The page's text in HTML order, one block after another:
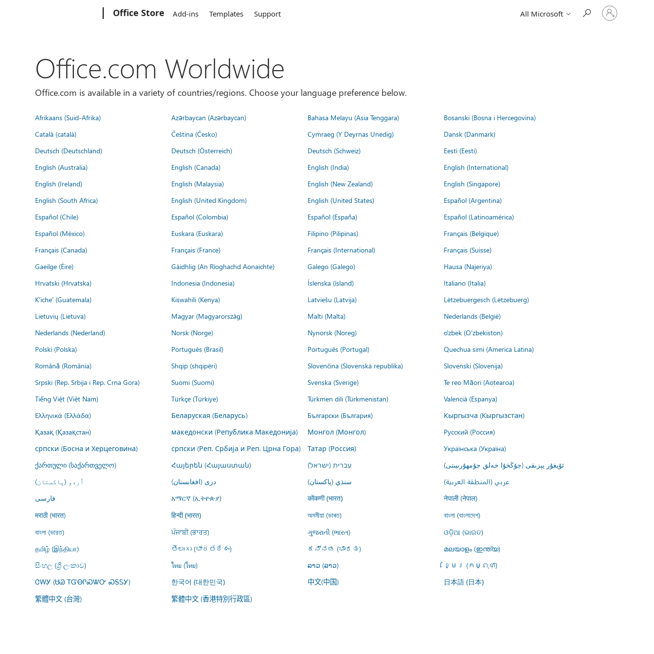
Office Store Add-ins Templates Support All Microsoft
Sign
in
Office.com Worldwide
Office.com is available in a variety of countries/regions. Choose your language preference below.
Afrikaans (Suid-Afrika) Azərbaycan (Azərbaycan) Bahasa Melayu (Asia Tenggara)
Bosanski (Bosna i Hercegovina)
Català (català)
Čeština (Česko) Cymraeg (Y Deyrnas Unedig)
Dansk (Danmark)
Deutsch (Deutschland)
Deutsch (Österreich) Deutsch (Schweiz)
Eesti (Eesti)
English (Australia)
English (Canada) English (India)
English (International)
English (Ireland)
English (Malaysia) English (New Zealand)
English (Singapore)
English (South Africa)
English (United Kingdom) English (United States)
Español (Argentina)
Español (Chile)
Español (Colombia) Español (España)
Español (Latinoamérica)
Español (México)
Euskara (Euskara) Filipino (Pilipinas)
Français (Belgique)
Français (Canada)
Français (France) Français (International)
Français (Suisse)
Gaeilge (Éire)
Gàidhlig (An Rìoghachd Aonaichte) Galego (Galego)
Hausa (Najeriya)
Hrvatski (Hrvatska)
Indonesia (Indonesia) Íslenska (ísland)
Italiano (Italia)
K'iche' (Guatemala)
Kiswahili (Kenya) Latviešu (Latvija)
Lëtzebuergesch (Lëtzebuerg)
Lietuvių (Lietuva)
Magyar (Magyarország) Malti (Malta)
Nederlands (België)
Nederlands (Nederland)
Norsk (Norge) Nynorsk (Noreg)
o'zbek (O'zbekiston)
Polski (Polska)
Português (Brasil) Português (Portugal)
Quechua simi (America Latina)
Română (România)
Shqip (shqipëri) Slovenčina (Slovenská republika)
Slovenski (Slovenija)
Srpski (Rep. Srbija i Rep. Crna Gora)
Suomi (Suomi) Svenska (Sverige)
Te reo Māori (Aotearoa)
Tiếng Việt (Việt Nam)
Türkçe (Türkiye) Türkmen dili (Türkmenistan)
Valencià (Espanya)
Ελληνικά (Ελλάδα)
Беларуская (Беларусь) Български (България)
Кыргызча (Кыргызстан)
Қазақ (Қазақстан)
македонски (Република Македонија) Монгол (Монгол)
Русский (Россия)
српски (Босна и Херцеговина)
српски (Реп. Србија и Реп. Црна Гора) Татар (Россия)
Українська (Україна)
ქართული (საქართველო)
Հայերեն (Հայաստան) עברית (ישראל)
ئۇيغۇر يېزىقى (جۇڭخۇا خەلق جۇمھۇرىيىتى)
اُردو (پاکستان)
درى (افغانستان) سنڌي (پاکستان)
عربي (المنطقة العربية)
فارسى
አማርኛ (ኢትዮጵያ) कोंकणी (भारत)
नेपाली (नेपाल)
मराठी (भारत)
हिन्दी (भारत) অসমীয়া (ভাৰত)
বাংলা (বাংলাদেশ)
বাংলা (ভারত)
ਪੰਜਾਬੀ (ਭਾਰਤ) ગુજરાતી (ભારત)
ଓଡ଼ିଆ (ଭାରତ)
தமிழ் (இந்தியா)
తెలుగు (భారతదేశం) ಕನ್ನಡ (ಭಾರತ)
മലയാളം (ഇന്ത്യ)
සිංහල (ශ්‍රී ලංකාව)
ไทย (ไทย) ລາວ (ລາວ)
ខ្មែរ (កម្ពុជា)
ᏣᎳᎩ (ᏌᏊ ᎢᏳᎾᎵᏍᏔᏅ ᏍᎦᏚᎩ)
한국어 (대한민국) 中文(中国) 日本語 (日本)
繁體中文 (台灣) 繁體中文 (香港特別行政區)